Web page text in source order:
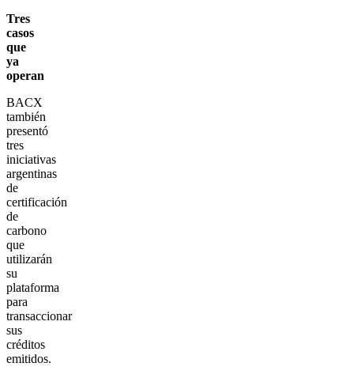
Tres
casos
que
ya
operan
BACX
también
presentó
tres
iniciativas
argentinas
de
certificación
de
carbono
que
utilizarán
su
plataforma
para
transaccionar
sus
créditos
emitidos.